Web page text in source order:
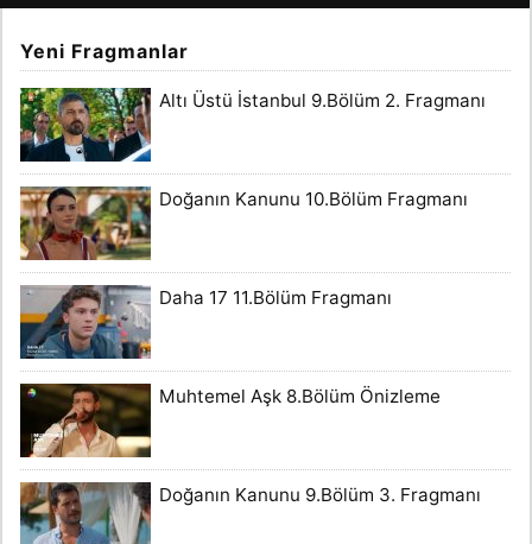
Yeni Fragmanlar
Altı Üstü İstanbul 9.Bölüm 2. Fragmanı
Doğanın Kanunu 10.Bölüm Fragmanı
Daha 17 11.Bölüm Fragmanı
Muhtemel Aşk 8.Bölüm Önizleme
Doğanın Kanunu 9.Bölüm 3. Fragmanı